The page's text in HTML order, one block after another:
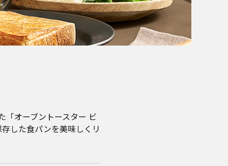
「オーブントースター ビ
した食パンを美味しくリ